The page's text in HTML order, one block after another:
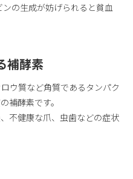
の生成が妨げられると貧血
補酵素
ウ質など角質であるタンパク
補酵素です。
不健康な爪、虫歯などの症状